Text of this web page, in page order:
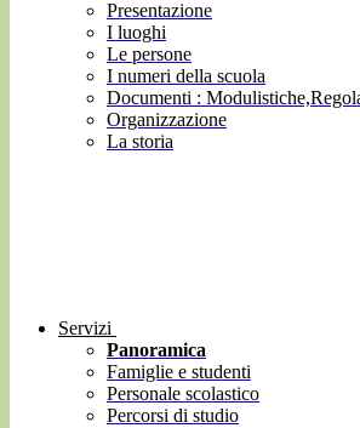
Presentazione
I luoghi
Le persone
I numeri della scuola
Documenti :
Organizzazione
La storia
Servizi
Panoramica
Famiglie e studenti
Personale scolastico
Percorsi di studio